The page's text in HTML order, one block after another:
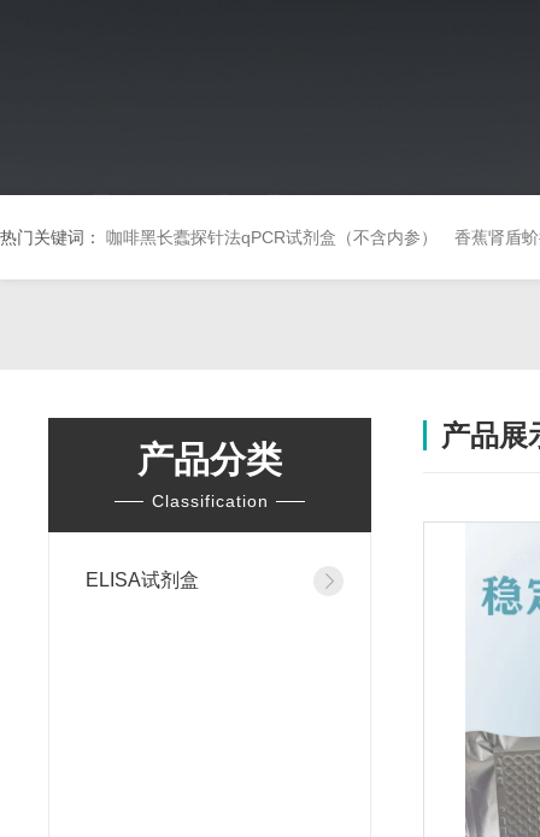
热门关键词： 咖啡黑长蠹探针法qPCR试剂盒（不含内参） 香蕉肾盾
产品分类
Classification
ELISA试剂盒
产品展